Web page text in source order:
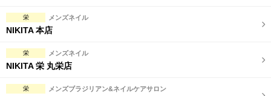
栄 メンズネイル
NIKITA 本店
栄 メンズネイル
NIKITA 栄 丸栄店
栄 メンズブラジリアン&ネイルケアサロン